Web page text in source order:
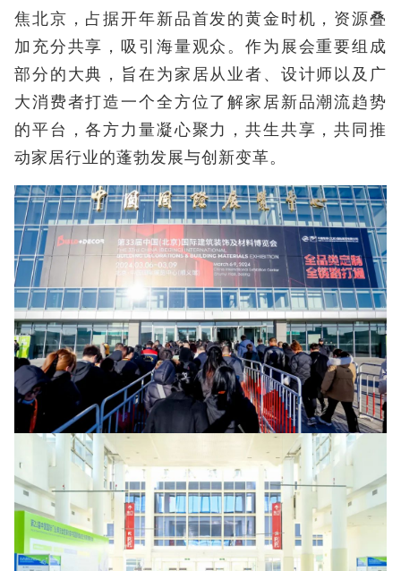
焦北京，占据开年新品首发的黄金时机，资源叠
加充分共享，吸引海量观众。作为展会重要组成
部分的大典，旨在为家居从业者、设计师以及广
大消费者打造一个全方位了解家居新品潮流趋势
的平台，各方力量凝心聚力，共生共享，共同推
动家居行业的蓬勃发展与创新变革。